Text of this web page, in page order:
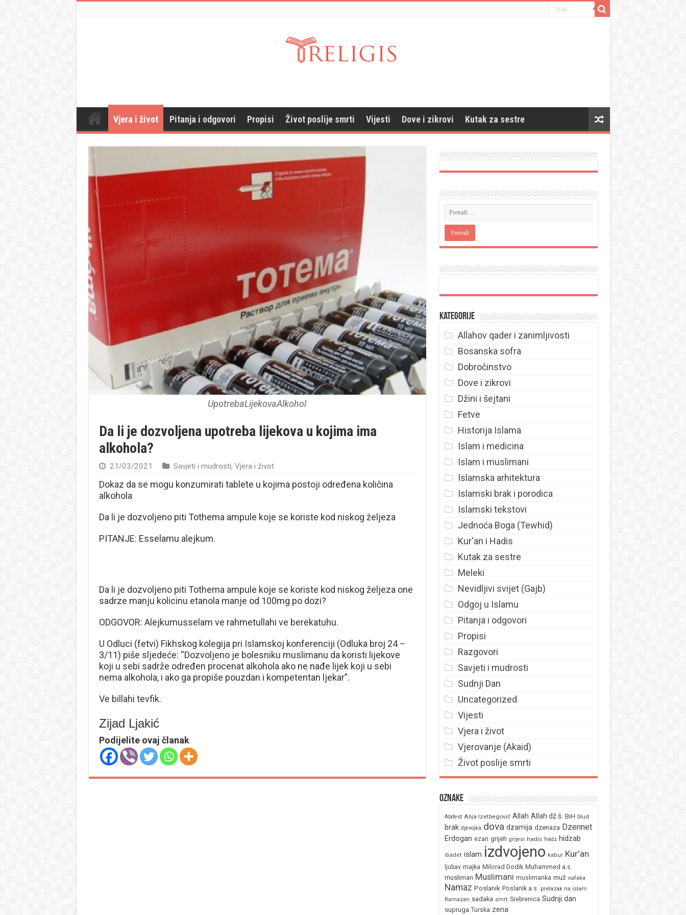
Vjera i život Pitanja i odgovori Propisi Život poslije smrti Vijesti Dove i zikrovi Kutak za sestre
UpotrebaLijekovaAlkohol
Da li je dozvoljena upotreba lijekova u kojima ima
alkohola?
21/03/2021 Savjeti i mudrosti, Vjera i život
Dokaz da se mogu konzumirati tablete u kojima postoji određena količina
alkohola
Da li je dozvoljeno piti Tothema ampule koje se koriste kod niskog željeza
PITANJE: Esselamu alejkum.
Da li je dozvoljeno piti Tothema ampule koje se koriste kod niskog željeza one
sadrze manju kolicinu etanola manje od 100mg po dozi?
ODGOVOR: Alejkumusselam ve rahmetullahi ve berekatuhu.
U Odluci (fetvi) Fikhskog kolegija pri Islamskoj konferenciji (Odluka broj 24 –
3/11) piše sljedeće: “Dozvoljeno je bolesniku muslimanu da koristi lijekove
koji u sebi sadrže određen procenat alkohola ako ne nađe lijek koji u sebi
nema alkohola, i ako ga propiše pouzdan i kompetentan ljekar”.
Ve billahi tevfik.
Zijad Ljakić
Podijelite ovaj članak
Kategorije
Allahov qader i zanimljivosti
Bosanska sofra
Dobročinstvo
Dove i zikrovi
Džini i šejtani
Fetve
Historija Islama
Islam i medicina
Islam i muslimani
Islamska arhitektura
Islamski brak i porodica
Islamski tekstovi
Jednoća Boga (Tewhid)
Kur'an i Hadis
Kutak za sestre
Meleki
Nevidljivi svijet (Gajb)
Odgoj u Islamu
Pitanja i odgovori
Propisi
Razgovori
Savjeti i mudrosti
Sudnji Dan
Uncategorized
Vijesti
Vjera i život
Vjerovanje (Akaid)
Život poslije smrti
Oznake
Abdest Alija Izetbegović Allah Allah dž.š. BiH blud
brak djevojka dova dzamija dzenaza Dzennet
Erdogan ezan grijeh grijesi hadis hadz hidzab
ibadet islam izdvojeno kabur Kur'an
ljubav majka Milorad Dodik Muhammed a.s.
musliman Muslimani muslimanka muž nafaka
Namaz Poslanik Poslanik a.s. prelazak na islam
Ramazan sadaka smrt Srebrenica Sudnji dan
supruga Turska zena